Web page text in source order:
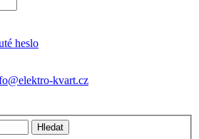
heslo
kvart.cz
Hledat